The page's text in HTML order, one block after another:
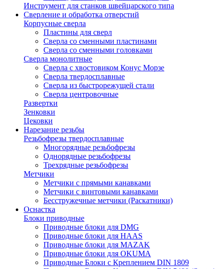
Инструмент для станков швейцарского типа
Сверление и обработка отверстий
Корпусные сверла
Пластины для сверл
Сверла со сменными пластинами
Сверла со сменными головками
Сверла монолитные
Сверла с хвостовиком Конус Морзе
Сверла твердосплавные
Сверла из быстрорежущей стали
Сверла центровочные
Развертки
Зенковки
Цековки
Нарезание резьбы
Резьбофрезы твердосплавные
Многорядные резьбофрезы
Однорядные резьбофрезы
Трехрядные резьбофрезы
Метчики
Метчики с прямыми канавками
Метчики с винтовыми канавками
Бесстружечные метчики (Раскатники)
Оснастка
Блоки приводные
Приводные блоки для DMG
Приводные блоки для HAAS
Приводные блоки для MAZAK
Приводные блоки для OKUMA
Приводные Блоки с Креплением DIN 1809